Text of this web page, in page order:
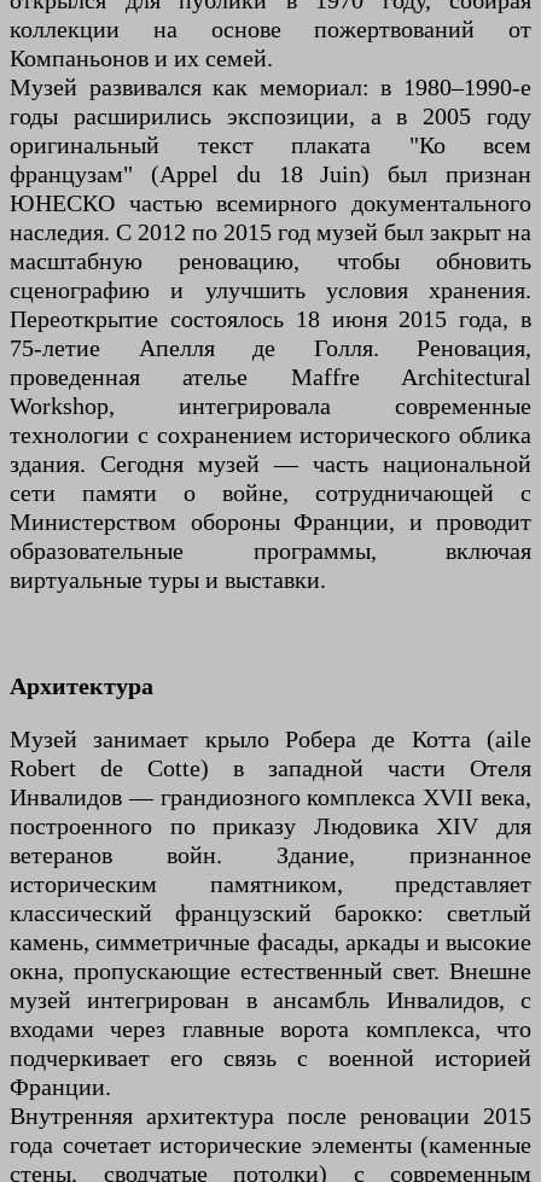
коллекции на основе пожертвований от
Компаньонов и их семей.
Музей развивался как мемориал: в 1980–1990-е
годы расширились экспозиции, а в 2005 году
оригинальный текст плаката "Ко всем
французам" (Appel du 18 Juin) был признан
ЮНЕСКО частью всемирного документального
наследия. С 2012 по 2015 год музей был закрыт на
масштабную реновацию, чтобы обновить
сценографию и улучшить условия хранения.
Переоткрытие состоялось 18 июня 2015 года, в
75-летие Апелля де Голля. Реновация,
проведенная ателье Maffre Architectural
Workshop, интегрировала современные
технологии с сохранением исторического облика
здания. Сегодня музей — часть национальной
сети памяти о войне, сотрудничающей с
Министерством обороны Франции, и проводит
образовательные программы, включая
виртуальные туры и выставки.
Архитектура
Музей занимает крыло Робера де Котта (aile
Robert de Cotte) в западной части Отеля
Инвалидов — грандиозного комплекса XVII века,
построенного по приказу Людовика XIV для
ветеранов войн. Здание, признанное
историческим памятником, представляет
классический французский барокко: светлый
камень, симметричные фасады, аркады и высокие
окна, пропускающие естественный свет. Внешне
музей интегрирован в ансамбль Инвалидов, с
входами через главные ворота комплекса, что
подчеркивает его связь с военной историей
Франции.
Внутренняя архитектура после реновации 2015
года сочетает исторические элементы (каменные
стены, сводчатые потолки) с современным